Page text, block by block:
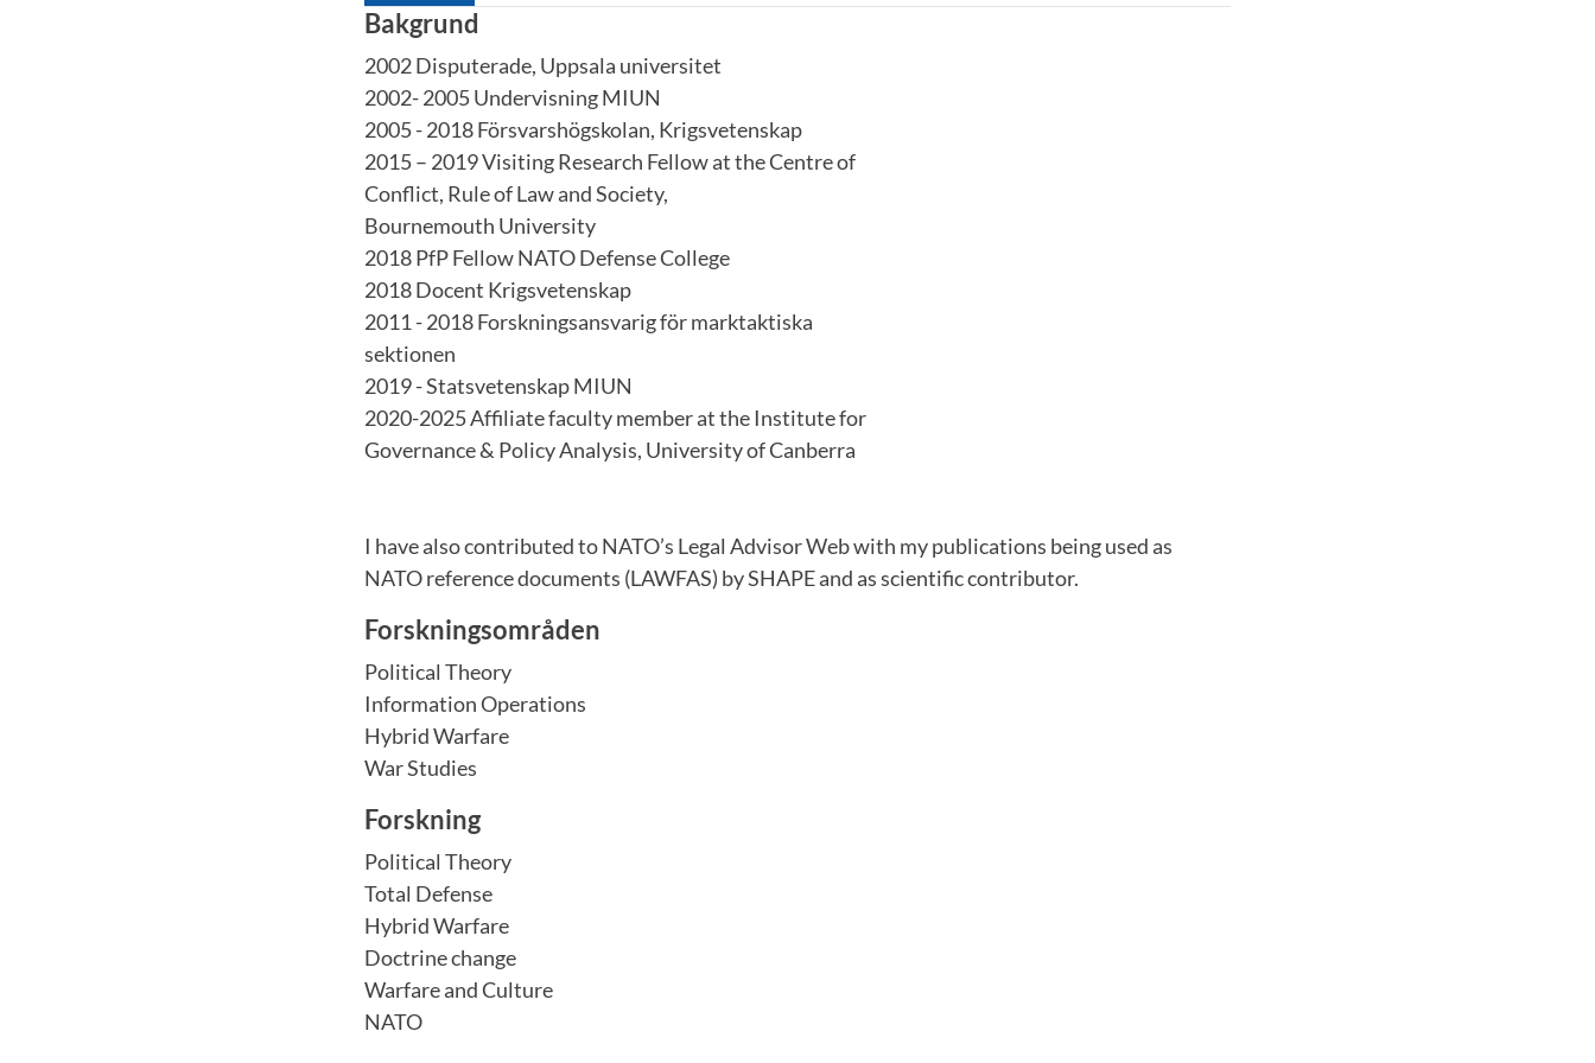
Bakgrund
2002 Disputerade, Uppsala universitet
2002- 2005 Undervisning MIUN
2005 - 2018 Försvarshögskolan, Krigsvetenskap
2015 – 2019 Visiting Research Fellow at the Centre of
Conflict, Rule of Law and Society,
Bournemouth University
2018 PfP Fellow NATO Defense College
2018 Docent Krigsvetenskap
2011 - 2018 Forskningsansvarig för marktaktiska
sektionen
2019 - Statsvetenskap MIUN
2020-2025 Affiliate faculty member at the Institute for
Governance & Policy Analysis, University of Canberra
I have also contributed to NATO’s Legal Advisor Web with my publications being used as
NATO reference documents (LAWFAS) by SHAPE and as scientific contributor.
Forskningsområden
Political Theory
Information Operations
Hybrid Warfare
War Studies
Forskning
Political Theory
Total Defense
Hybrid Warfare
Doctrine change
Warfare and Culture
NATO